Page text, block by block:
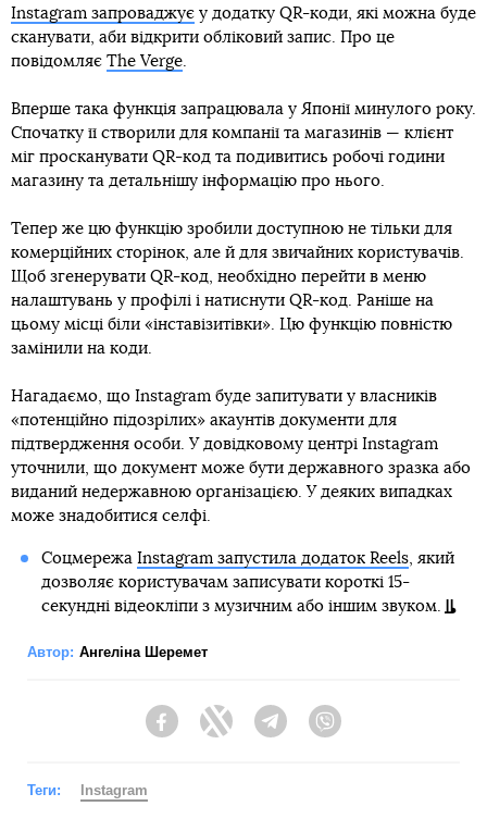
Instagram запроваджує у додатку QR-коди, які можна буде
сканувати, аби відкрити обліковий запис. Про це
повідомляє The Verge.
Вперше така функція запрацювала у Японії минулого року.
Спочатку її створили для компанії та магазинів — клієнт
міг просканувати QR-код та подивитись робочі години
магазину та детальнішу інформацію про нього.
Тепер же цю функцію зробили доступною не тільки для
комерційних сторінок, але й для звичайних користувачів.
Щоб згенерувати QR-код, необхідно перейти в меню
налаштувань у профілі і натиснути QR-код. Раніше на
цьому місці біли «інставізитівки». Цю функцію повністю
замінили на коди.
Нагадаємо, що Instagram буде запитувати у власників
«потенційно підозрілих» акаунтів документи для
підтвердження особи. У довідковому центрі Instagram
уточнили, що документ може бути державного зразка або
виданий недержавною організацією. У деяких випадках
може знадобитися селфі.
Соцмережа Instagram запустила додаток Reels, який
дозволяє користувачам записувати короткі 15-
секундні відеокліпи з музичним або іншим звуком.
Автор: Ангеліна Шеремет
FacebookTwitter Telegram
Теги: Instagram